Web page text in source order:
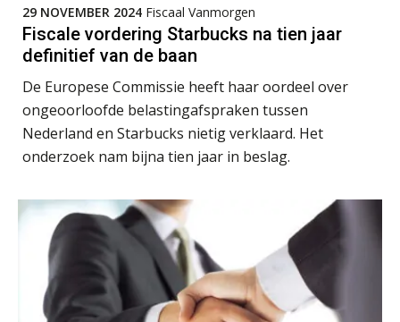
29 NOVEMBER 2024 Fiscaal Vanmorgen
Fiscale vordering Starbucks na tien jaar
definitief van de baan
De Europese Commissie heeft haar oordeel over
ongeoorloofde belastingafspraken tussen
Nederland en Starbucks nietig verklaard. Het
onderzoek nam bijna tien jaar in beslag.
Jan Wietsma
Hanneke Kroonenberg
Roger van de Berg